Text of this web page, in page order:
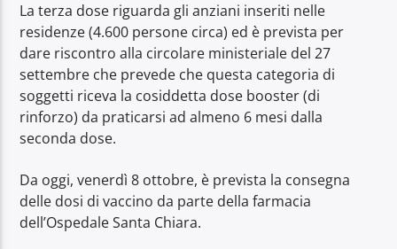
La terza dose riguarda gli anziani inseriti nelle
residenze (4.600 persone circa) ed è prevista per
dare riscontro alla circolare ministeriale del 27
settembre che prevede che questa categoria di
soggetti riceva la cosiddetta dose booster (di
rinforzo) da praticarsi ad almeno 6 mesi dalla
seconda dose.
Da oggi, venerdì 8 ottobre, è prevista la consegna
delle dosi di vaccino da parte della farmacia
dell’Ospedale Santa Chiara.